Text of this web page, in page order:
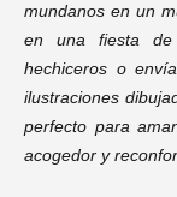
mundanos en un
en una fiesta
hechiceros o
ilustraciones
perfecto para
acogedor y